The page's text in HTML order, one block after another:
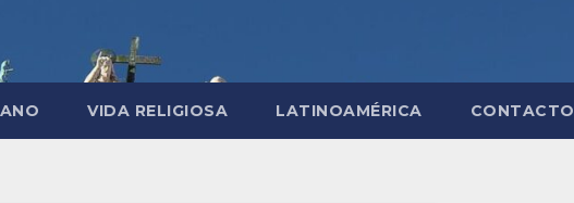
VIDA RELIGIOSA LATINOAMÉRICA CONTACTO